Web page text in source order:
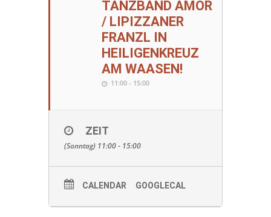
TANZBAND AMOR
/ LIPIZZANER
FRANZL IN
HEILIGENKREUZ
AM WAASEN!
11:00 - 15:00
ZEIT
(Sonntag) 11:00 - 15:00
CALENDAR GOOGLECAL